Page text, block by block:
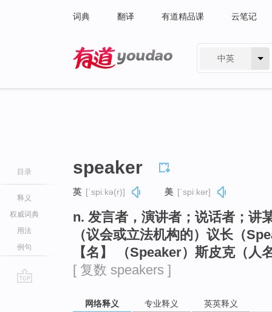
词典 翻译 有道精品课 云笔记
中英
目录
释义
权威词典
用法
例句
speaker
英 [ˈspiːkə(r)] 美 [ˈspiːkər]
n. 发言者，演讲者；说话者；讲
（议会或立法机构的）议长（
【名】 （Speaker）斯皮克（人
[ 复数 speakers ]
网络释义 专业释义 英英释义